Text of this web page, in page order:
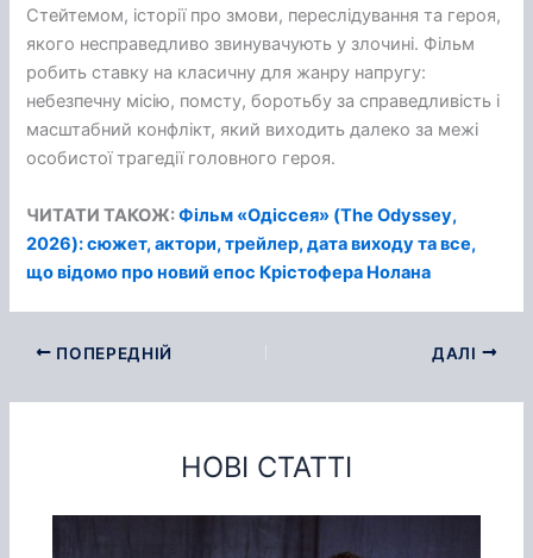
Стейтемом, історії про змови, переслідування та героя,
якого несправедливо звинувачують у злочині. Фільм
робить ставку на класичну для жанру напругу:
небезпечну місію, помсту, боротьбу за справедливість і
масштабний конфлікт, який виходить далеко за межі
особистої трагедії головного героя.
ЧИТАТИ ТАКОЖ:Фільм «Одіссея» (The Odyssey,
2026): сюжет, актори, трейлер, дата виходу та все,
що відомо про новий епос Крістофера Нолана
ПОПЕРЕДНІЙ ДАЛІ
НОВІ СТАТТІ